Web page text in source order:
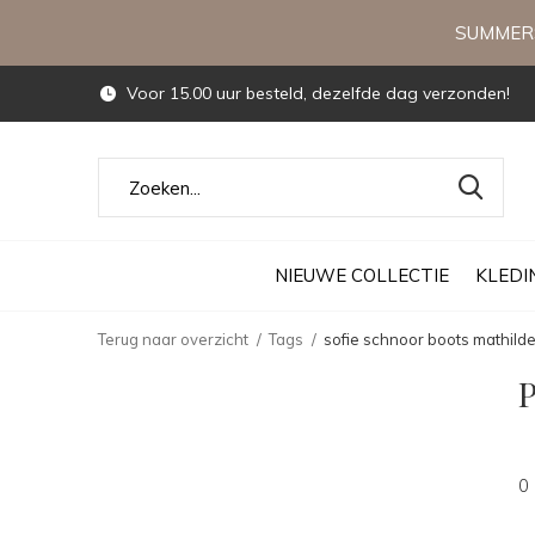
NIEUWE COLLECTIE
Voor 15.00 uur besteld, dezelfde dag verzonden!
Terug naar overzicht Tags sofie schnoor boots mathilde
0